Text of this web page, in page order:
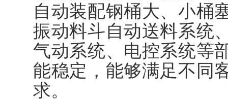
自动装配钢桶大、小桶
振动料斗自动送料系统
气动系统、电控系统等
能稳定，能够满足不同
求。